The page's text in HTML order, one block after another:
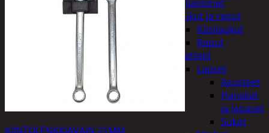
Heijastimet
Laukut ja reput
Käsilaukut
Reput
Vaatteet
Lapset
Asusteet
Hanskat
ja lapaset
Sukat